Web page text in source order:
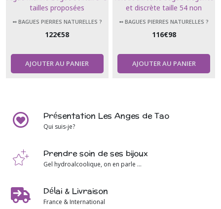
tailles proposées
➻ BAGUES PIERRES NATURELLES ?
122€58
AJOUTER AU PANIER
et discrète taille 54 non
ajustable forme larme
➻ BAGUES PIERRES NATURELLES ?
116€98
AJOUTER AU PANIER
Présentation Les Anges de Tao
Qui suis-je?
Prendre soin de ses bijoux
Gel hydroalcoolique, on en parle ...
Délai & Livraison
France & International